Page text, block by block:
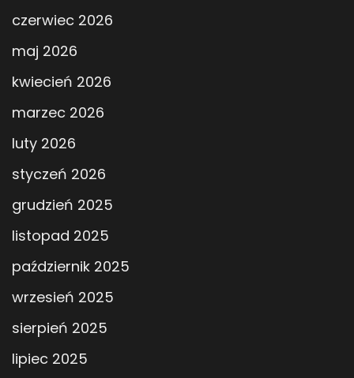
czerwiec 2026
maj 2026
kwiecień 2026
marzec 2026
luty 2026
styczeń 2026
grudzień 2025
listopad 2025
październik 2025
wrzesień 2025
sierpień 2025
lipiec 2025